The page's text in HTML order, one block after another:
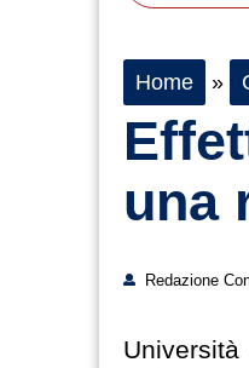
Home »
una
Redazione